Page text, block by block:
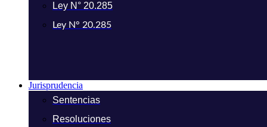
Ley N° 20.285
Ley N° 20.285
Jurisprudencia
Sentencias
Resoluciones